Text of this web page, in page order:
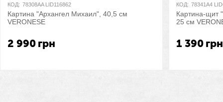
КОД: 78308AA LID116862
Картина "Архангел Михаил", 40,5 см
VERONESE
2 990 грн
КОД: 78341A4
Картина-щит
25 см
1 390 грн